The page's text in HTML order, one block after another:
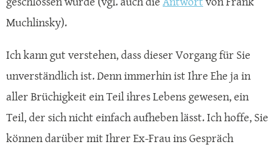
Muchlinsky).
Ich kann gut verstehen, dass dieser Vorgang für Sie
unverständlich ist. Denn immerhin ist Ihre Ehe ja in
aller Brüchigkeit ein Teil ihres Lebens gewesen, ein
Teil, der sich nicht einfach aufheben lässt. Ich hoffe, Sie
können darüber mit Ihrer Ex-Frau ins Gespräch